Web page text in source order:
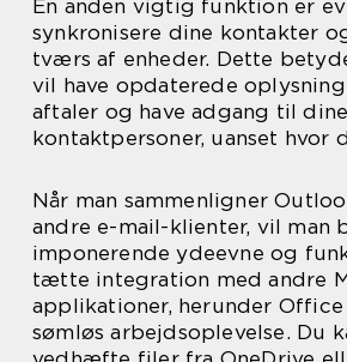
En anden vigtig funktion er
synkronisere dine kontakter
tværs af enheder. Dette
vil have opdaterede
aftaler og have adgang til dine
kontaktpersoner, uanset hvor
Når man sammenligner
andre e-mail-klienter, vil man
imponerende ydeevne og
tætte integration med andre
applikationer, herunder Office
sømløs arbejdsoplevelse. Du